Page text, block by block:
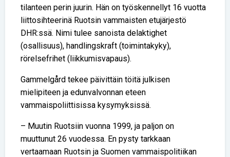
tilanteen perin juurin. Hän on työskennellyt 16 vuotta
liittosihteerinä Ruotsin vammaisten etujärjestö
DHR:ssä. Nimi tulee sanoista delaktighet
(osallisuus), handlingskraft (toimintakyky),
rörelsefrihet (liikkumisvapaus).
Gammelgård tekee päivittäin töitä julkisen
mielipiteen ja edunvalvonnan eteen
vammaispoliittisissa kysymyksissä.
– Muutin Ruotsiin vuonna 1999, ja paljon on
muuttunut 26 vuodessa. En pysty tarkkaan
vertaamaan Ruotsin ja Suomen vammaispolitiikan